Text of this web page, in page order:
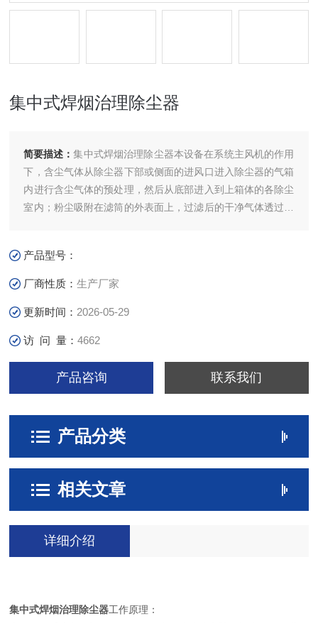
集中式焊烟治理除尘器
简要描述：集中式焊烟治理除尘器本设备在系统主风机的作用
下，含尘气体从除尘器下部或侧面的进风口进入除尘器的气箱
内进行含尘气体的预处理，然后从底部进入到上箱体的各除尘
室内；粉尘吸附在滤筒的外表面上，过滤后的干净气体透过滤
产品型号：
厂商性质：生产厂家
更新时间： 2026-05-29
访 问 量：4662
产品咨询 联系我们
产品分类
相关文章
详细介绍
集中式焊烟治理除尘器工作原理：